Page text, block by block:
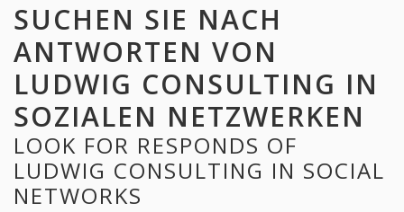
SUCHEN SIE NACH
ANTWORTEN VON
LUDWIG CONSULTING IN
SOZIALEN NETZWERKEN
LOOK FOR RESPONDS OF
LUDWIG CONSULTING IN SOCIAL
NETWORKS